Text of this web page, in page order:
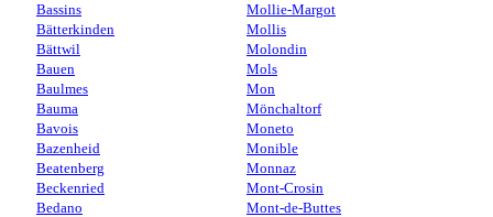
Bassins
Bätterkinden
Bättwil
Bauen
Baulmes
Bauma
Bavois
Bazenheid
Beatenberg
Beckenried
Bedano
Mollie-Margot
Mollis
Molondin
Mols
Mon
Mönchaltorf
Moneto
Monible
Monnaz
Mont-Crosin
Mont-de-Buttes